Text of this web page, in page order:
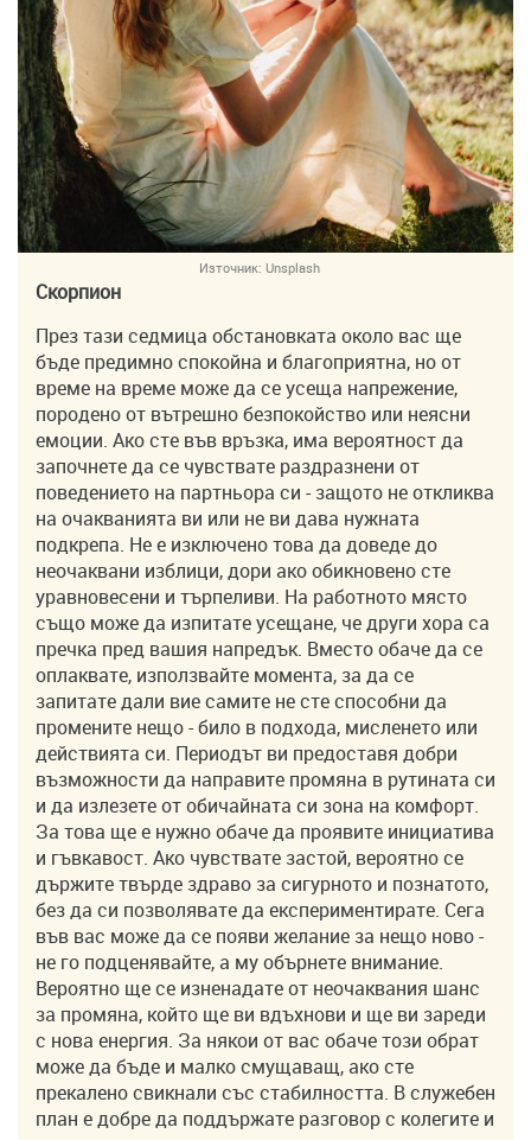
Източник: Unsplash
Скорпион
През тази седмица обстановката около вас ще
бъде предимно спокойна и благоприятна, но от
време на време може да се усеща напрежение,
породено от вътрешно безпокойство или неясни
емоции. Ако сте във връзка, има вероятност да
започнете да се чувствате раздразнени от
поведението на партньора си - защото не откликва
на очакванията ви или не ви дава нужната
подкрепа. Не е изключено това да доведе до
неочаквани изблици, дори ако обикновено сте
уравновесени и търпеливи. На работното място
също може да изпитате усещане, че други хора са
пречка пред вашия напредък. Вместо обаче да се
оплаквате, използвайте момента, за да се
запитате дали вие самите не сте способни да
промените нещо - било в подхода, мисленето или
действията си. Периодът ви предоставя добри
възможности да направите промяна в рутината си
и да излезете от обичайната си зона на комфорт.
За това ще е нужно обаче да проявите инициатива
и гъвкавост. Ако чувствате застой, вероятно се
държите твърде здраво за сигурното и познатото,
без да си позволявате да експериментирате. Сега
във вас може да се появи желание за нещо ново -
не го подценявайте, а му обърнете внимание.
Вероятно ще се изненадате от неочаквания шанс
за промяна, който ще ви вдъхнови и ще ви зареди
с нова енергия. За някои от вас обаче този обрат
може да бъде и малко смущаващ, ако сте
прекалено свикнали със стабилността. В служебен
план е добре да поддържате разговор с колегите и